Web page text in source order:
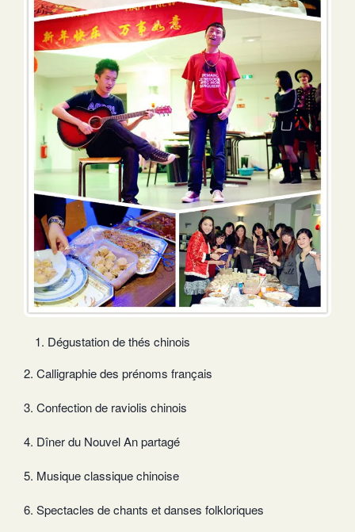
Dégustation de thés chinois
2. Calligraphie des prénoms français
3. Confection de raviolis chinois
4. Dîner du Nouvel An partagé
5. Musique classique chinoise
6. Spectacles de chants et danses folkloriques